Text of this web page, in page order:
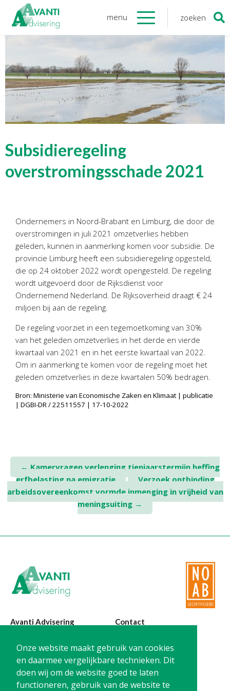
Onze website maakt gebruik van cookies
en daarmee vergelijkbare technieken. Dit
doen wij om de website goed te laten
functioneren, gebruik van de website te
menu zoeken
Onze medewerkers
NOAB gecertificeerd
Algemene verordening
gegevensbescherming
Sponsoring
Onzediensten
Tijdelijk financieel personeel
Personeel & Organisatie
Bedrijfseconomisch advies
Belastingadvies Purmerend
Online boekhouden
Nieuws& informatie
Nieuwsbrief
Nieuwsoverzicht
Handige links
Downloads
Contact
Twinfield – Boekhouden
BaseCone – Facturen
Visionplanner – Rapportage
Klantenportaal – Online dossiers
Zoeken
Subsidieregeling
overstromingsschade 2021
Ondernemers in Noord-Brabant en Limburg, die door de
overstromingen in juli 2021 omzetverlies hebben
geleden, kunnen in aanmerking komen voor subsidie. De
provincie Limburg heeft een subsidieregeling opgesteld,
die op 24 oktober 2022 wordt opengesteld. De regeling
wordt uitgevoerd door de Rijksdienst voor
Ondernemend Nederland. De Rijksoverheid draagt € 24
miljoen bij aan de regeling.
De regeling voorziet in een tegemoetkoming van 30%
van het geleden omzetverlies in het derde en vierde
kwartaal van 2021 en in het eerste kwartaal van 2022.
Om in aanmerking te komen voor de regeling moet het
geleden omzetverlies in deze kwartalen 50% bedragen.
Bron: Ministerie van Economische Zaken en Klimaat | publicatie
| DGBI-DR / 22511557 | 17-10-2022
Post
navigation
← Kamervragen verlenging tienjaarstermijn heffing
erfbelasting na emigratie
Verzoek ontbinding
arbeidsovereenkomst vormde inmenging in vrijheid van
meningsuiting →
Avanti Advisering
Poelstraat 4
1441 RR Purmerend
Contact
T: 0299-420870
@:
info@avanti-
advisering.nl